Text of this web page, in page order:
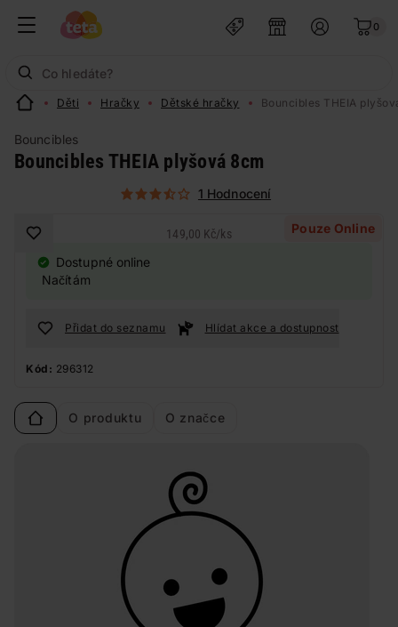
0
Děti Hračky Dětské hračky Bouncibles THEIA
Bouncibles
Bouncibles THEIA plyšová 8cm
1 Hodnocení
Pouze Online
149,00 Kč/ks
Dostupné online
Načítám
Přidat do seznamu Hlídat akce a dostupnost
Kód: 296312
O produktu O značce